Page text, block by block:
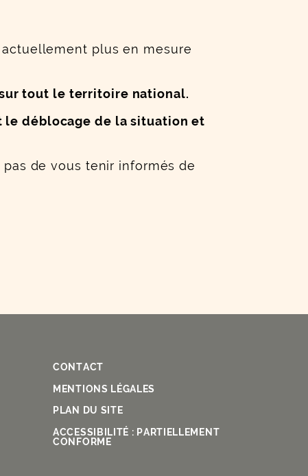
actuellement plus en mesure
tout le territoire national.
le déblocage de la situation et
de vous tenir informés de
CONTACT
MENTIONS LÉGALES
PLAN DU SITE
ACCESSIBILITÉ : PARTIELLEMENT
CONFORME